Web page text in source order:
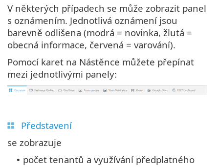
V některých případech se může zobrazit panel
s oznámením. Jednotlivá oznámení jsou
barevně odlišena (modrá = novinka, žlutá =
obecná informace, červená = varování).
Pomocí karet na Nástěnce můžete přepínat
mezi jednotlivými panely:
Představení
se zobrazuje
• počet tenantů a využívání předplatného